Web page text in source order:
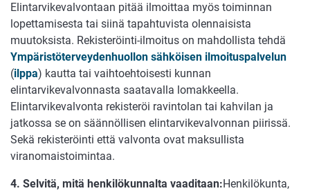
Elintarvikevalvontaan pitää ilmoittaa myös toiminnan
lopettamisesta tai siinä tapahtuvista olennaisista
muutoksista. Rekisteröinti-ilmoitus on mahdollista tehdä
Ympäristöterveydenhuollon sähköisen ilmoituspalvelun
(ilppa) kautta tai vaihtoehtoisesti kunnan
elintarvikevalvonnasta saatavalla lomakkeella.
Elintarvikevalvonta rekisteröi ravintolan tai kahvilan ja
jatkossa se on säännöllisen elintarvikevalvonnan piirissä.
Sekä rekisteröinti että valvonta ovat maksullista
viranomaistoimintaa.
4. Selvitä, mitä henkilökunnalta vaaditaan:Henkilökunta,